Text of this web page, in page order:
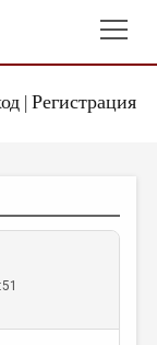
| Регистрация